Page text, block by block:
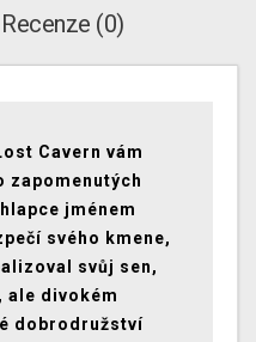
Recenze (0)
Cavern vám
zapomenutých
jménem
svého kmene,
svůj sen,
ale divokém
dobrodružství